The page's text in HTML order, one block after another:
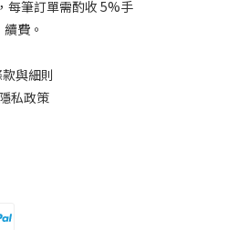
每筆訂單需酌收 5%手
續費。
與細則
隱私政策